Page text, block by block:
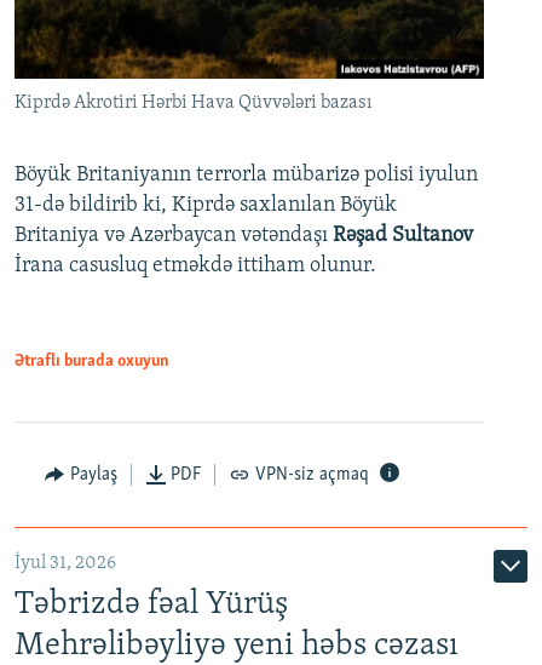
Kiprdə Akrotiri Hərbi Hava Qüvvələri bazası
Böyük Britaniyanın terrorla mübarizə polisi iyulun
31-də bildirib ki, Kiprdə saxlanılan Böyük
Britaniya və Azərbaycan vətəndaşı Rəşad Sultanov
İrana casusluq etməkdə ittiham olunur.
Ətraflı burada oxuyun
Paylaş PDF VPN-siz açmaq
İyul 31, 2026
Təbrizdə fəal Yürüş
Mehrəlibəyliyə yeni həbs cəzası